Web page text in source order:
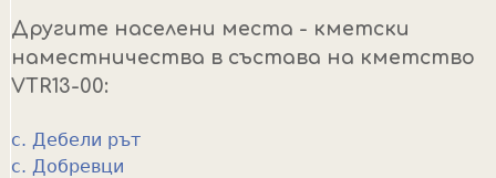
Другите населени места - кметски
наместничества в състава на кметство
VTR13-00:
с. Дебели рът
с. Добревци